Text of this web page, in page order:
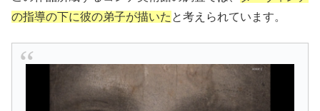
の指導の下に彼の弟子が描いた と考えられています。